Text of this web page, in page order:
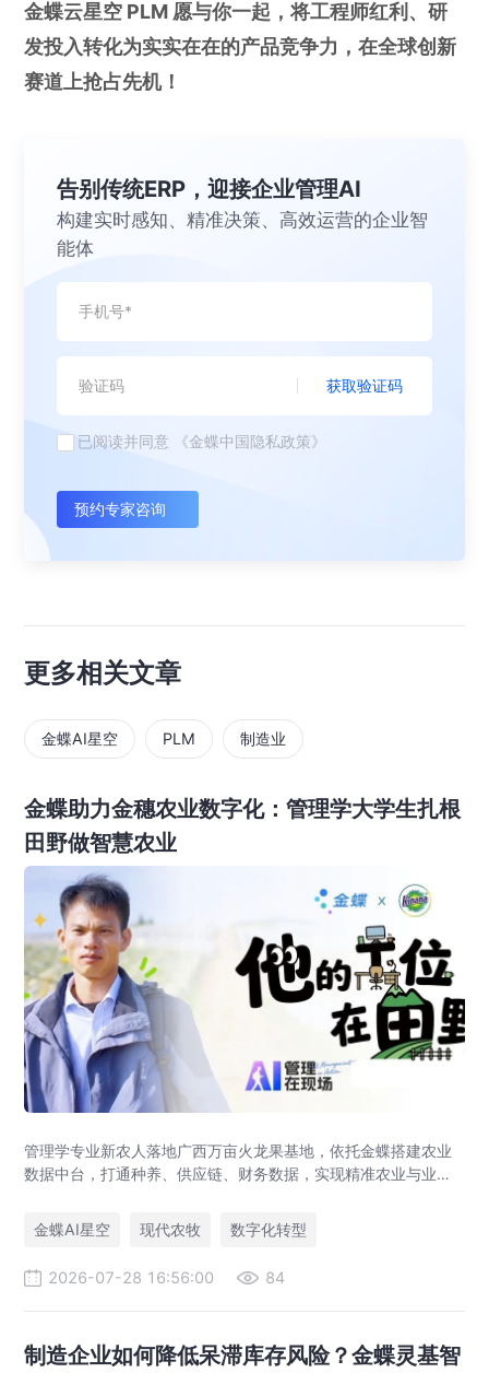
金蝶云星空 PLM 愿与你一起，将工程师红利、研
发投入转化为实实在在的产品竞争力，在全球创新
赛道上抢占先机！
告别传统ERP，迎接企业管理AI
构建实时感知、精准决策、高效运营的企业智
能体
获取验证码
已阅读并同意 《金蝶中国隐私政策》
预约专家咨询
更多相关文章
金蝶AI星空 PLM 制造业
金蝶助力金穗农业数字化：管理学大学生扎根
田野做智慧农业
管理学专业新农人落地广西万亩火龙果基地，依托金蝶搭建农业
数据中台，打通种养、供应链、财务数据，实现精准农业与业财
金蝶AI星空
现代农牧 数字化转型
2026-07-28 16:56:00 84
制造企业如何降低呆滞库存风险？金蝶灵基智